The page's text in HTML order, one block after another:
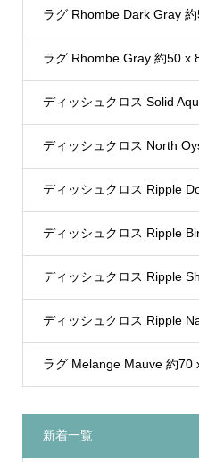
ラグ Rhombe Dark Gray
ラグ Rhombe Gray 約50 x
ディッシュクロス Solid
ディッシュクロス North
ディッシュクロス Ripple
ディッシュクロス Ripple
ディッシュクロス Ripple
ディッシュクロス Ripple
ラグ Melange Mauve 約70
新着一覧